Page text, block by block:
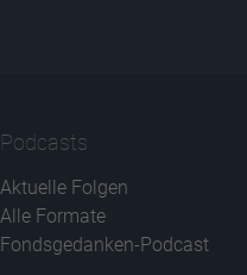
Podcasts
Aktuelle Folgen
Alle Formate
Fondsgedanken-Podcast